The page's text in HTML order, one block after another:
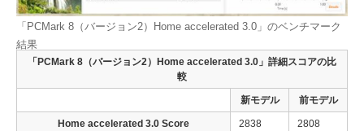
「PCMark 8（バージョン2）Home accelerated 3.0」のベンチマーク
結果
「PCMark 8（バージョン2）Home accelerated 3.0」詳細スコアの比
較
新モデル 前モデル
Home accelerated 3.0 Score 2838 2808